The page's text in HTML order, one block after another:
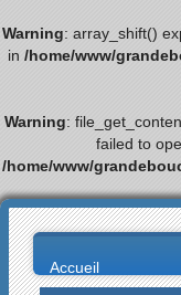
Warning: array_shift()
in /home/www/
Warning:
failed to
/home/www/
Accueil